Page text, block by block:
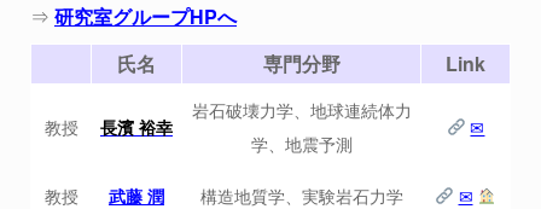
⇒ 研究室グループHPへ
氏名
専門分野 Link
教授 長濱 裕幸
岩石破壊力学、地球連続体力
学、地震予測
✉
教授 武藤 潤 構造地質学、実験岩石力学 ✉